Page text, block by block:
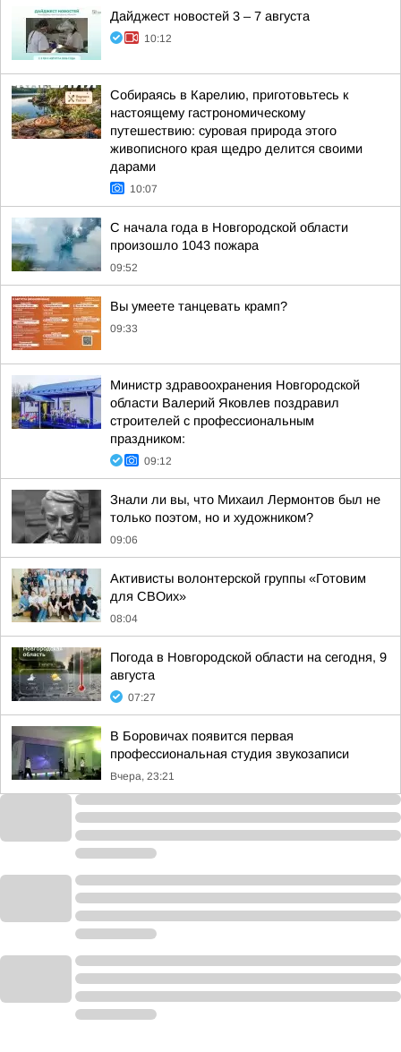
Дайджест новостей 3 – 7 августа
10:12
Собираясь в Карелию, приготовьтесь к
настоящему гастрономическому
путешествию: суровая природа этого
живописного края щедро делится своими
дарами
10:07
С начала года в Новгородской области
произошло 1043 пожара
09:52
Вы умеете танцевать крамп?
09:33
Министр здравоохранения Новгородской
области Валерий Яковлев поздравил
строителей с профессиональным
праздником:
09:12
Знали ли вы, что Михаил Лермонтов был не
только поэтом, но и художником?
09:06
Активисты волонтерской группы «Готовим
для СВОих»
08:04
Погода в Новгородской области на сегодня, 9
августа
07:27
В Боровичах появится первая
профессиональная студия звукозаписи
Вчера, 23:21